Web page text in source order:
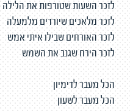
לזכר השעות שטורפות את הלילה
לזכר מלאכים שיורדים מלמעלה
לזכר האורחים שבילו איתי אמש
לזכר הירח שגנב את השמש
הכל מעבר לדימיון
הכל מעבר לשעון